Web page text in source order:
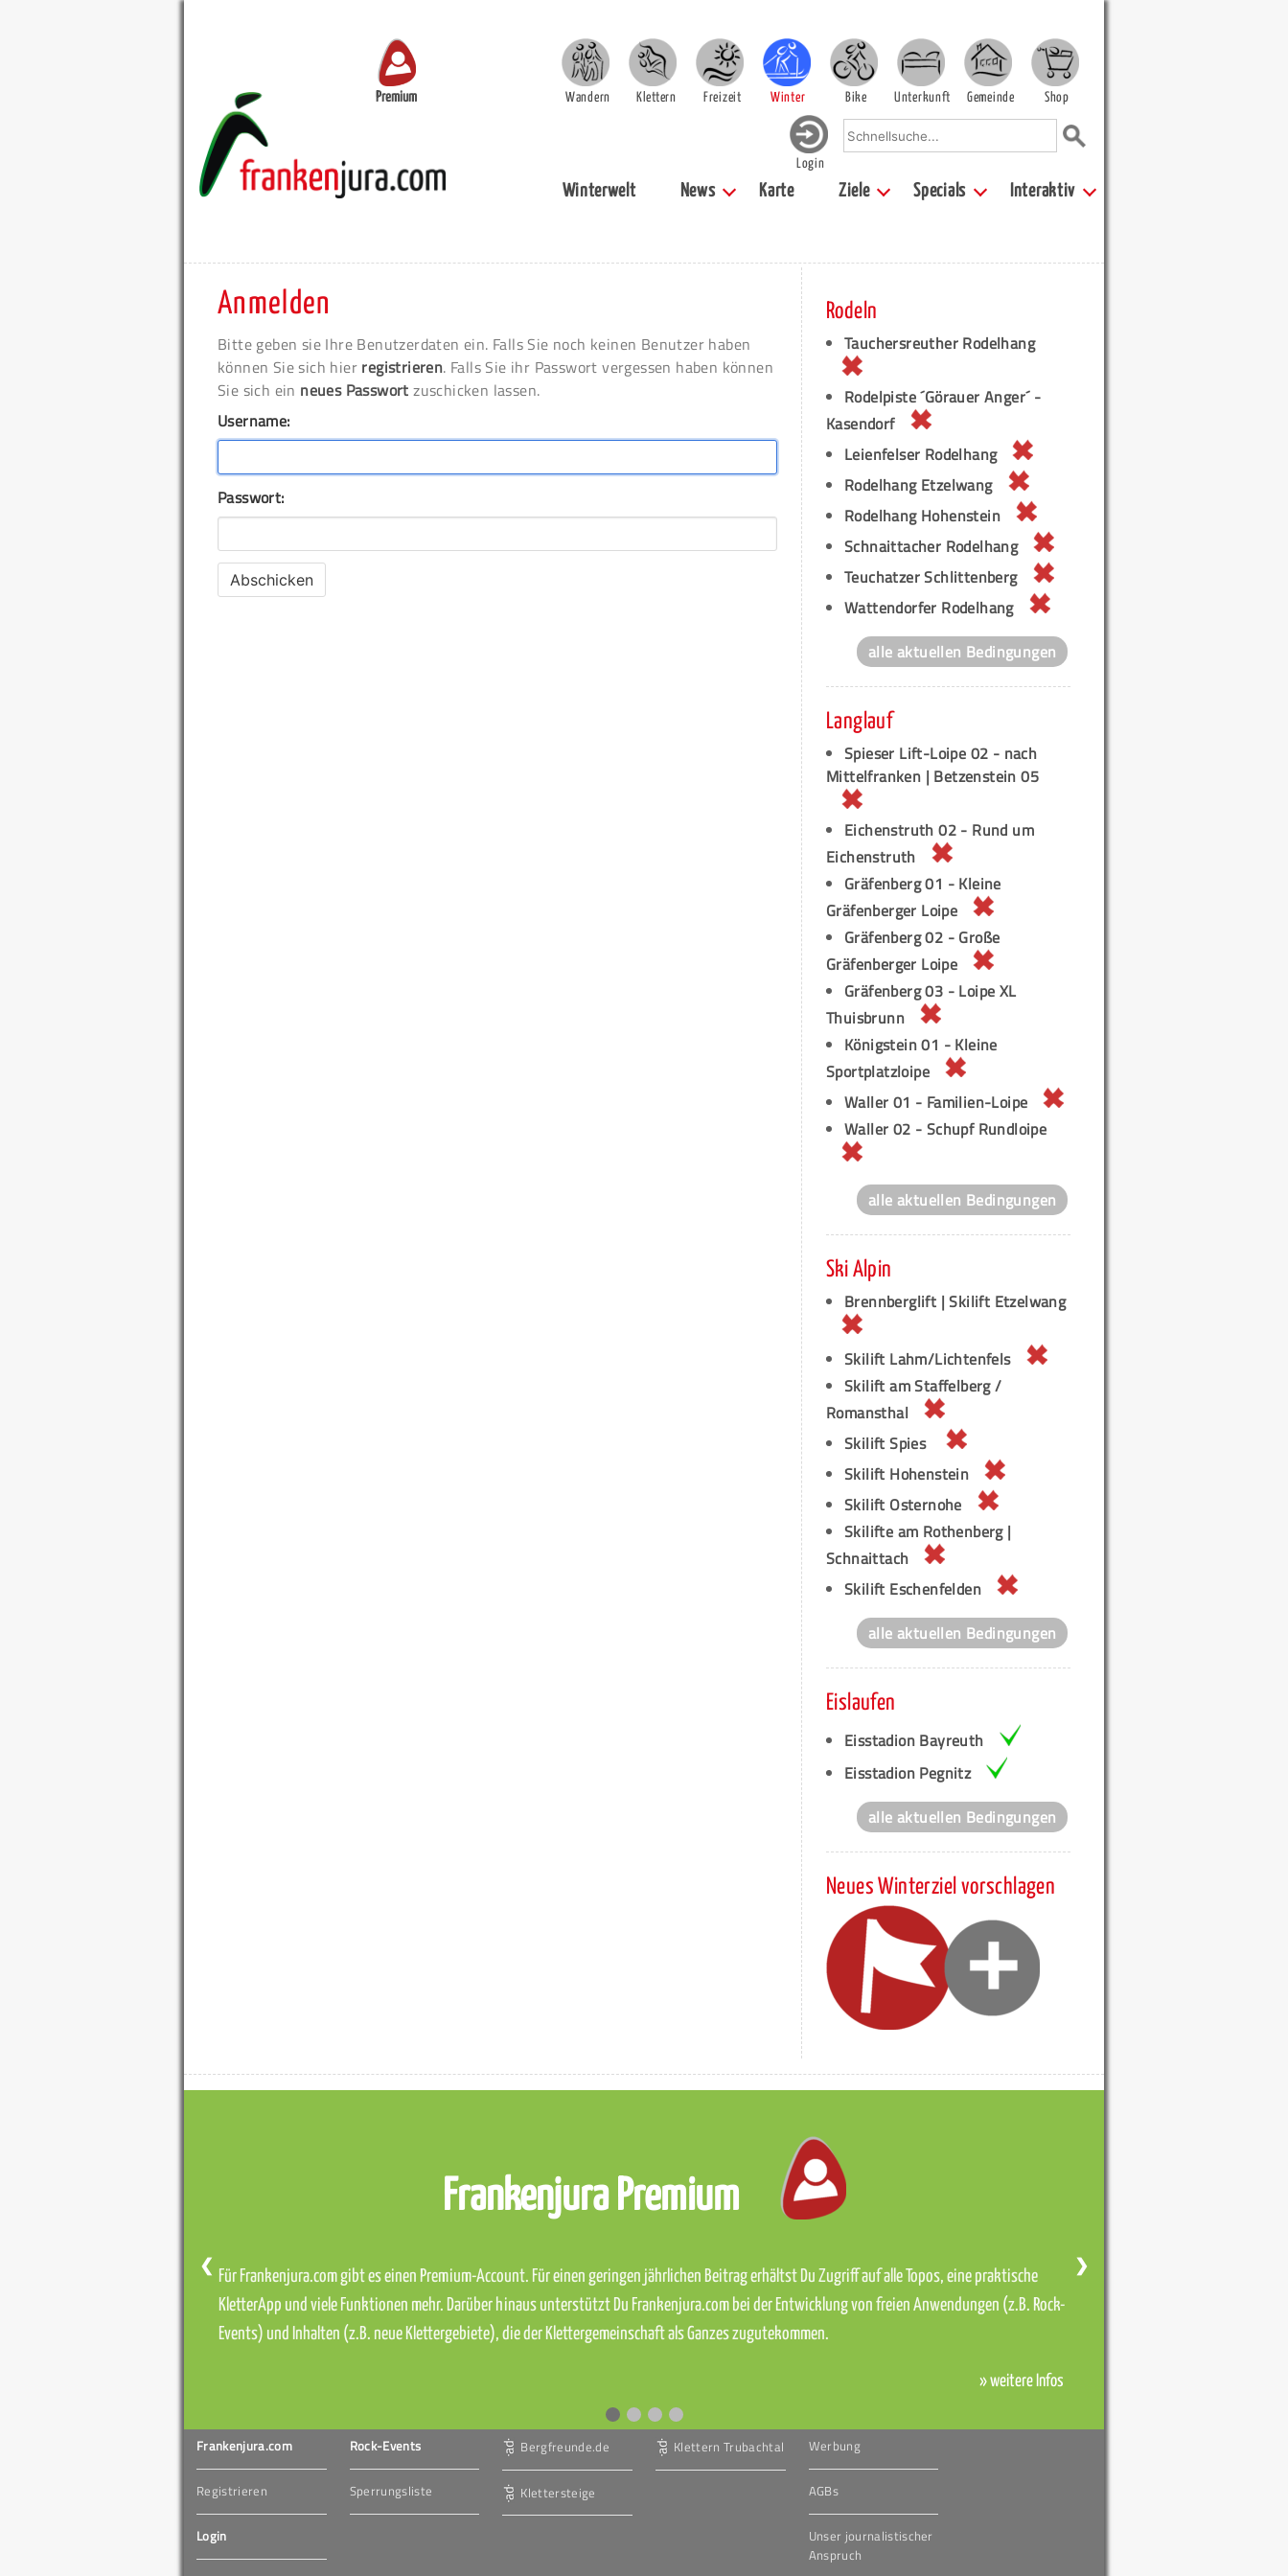
Premium Wandern Klettern Freizeit Winter Bike Unterkunft Gemeinde Shop
Login
Winterwelt News Karte Ziele Specials Interaktiv
Anmelden
Bitte geben sie Ihre Benutzerdaten ein. Falls Sie noch keinen Benutzer haben
können Sie sich hier registrieren. Falls Sie ihr Passwort vergessen haben können
Sie sich ein neues Passwort zuschicken lassen.
Username:
Passwort:
Rodeln
Tauchersreuther Rodelhang
Rodelpiste ´Görauer Anger´ -
Kasendorf
Leienfelser Rodelhang
Rodelhang Etzelwang
Rodelhang Hohenstein
Schnaittacher Rodelhang
Teuchatzer Schlittenberg
Wattendorfer Rodelhang
alle aktuellen Bedingungen
Langlauf
Spieser Lift-Loipe 02 - nach
Mittelfranken | Betzenstein 05
Eichenstruth 02 - Rund um
Eichenstruth
Gräfenberg 01 - Kleine
Gräfenberger Loipe
Gräfenberg 02 - Große
Gräfenberger Loipe
Gräfenberg 03 - Loipe XL
Thuisbrunn
Königstein 01 - Kleine
Sportplatzloipe
Waller 01 - Familien-Loipe
Waller 02 - Schupf Rundloipe
alle aktuellen Bedingungen
Ski Alpin
Brennberglift | Skilift Etzelwang
Skilift Lahm/Lichtenfels
Skilift am Staffelberg /
Romansthal
Skilift Spies
Skilift Hohenstein
Skilift Osternohe
Skilifte am Rothenberg |
Schnaittach
Skilift Eschenfelden
alle aktuellen Bedingungen
Eislaufen
Eisstadion Bayreuth
Eisstadion Pegnitz
alle aktuellen Bedingungen
Neues Winterziel vorschlagen
Frankenjura Premium
Für Frankenjura.com gibt es einen Premium-Account. Für einen geringen jährlichen Beitrag erhältst Du Zugriff auf alle Topos, eine praktische
KletterApp und viele Funktionen mehr. Darüber hinaus unterstützt Du Frankenjura.com bei der Entwicklung von freien Anwendungen (z.B. Rock-
Events) und Inhalten (z.B. neue Klettergebiete), die der Klettergemeinschaft als Ganzes zugutekommen.
» weitere Infos
❮ ❯
Frankenjura.com
Registrieren
Login
Rock-Events
Sperrungsliste
Bergfreunde.de
Klettersteige
Klettern Trubachtal Werbung
AGBs
Unser journalistischer
Anspruch